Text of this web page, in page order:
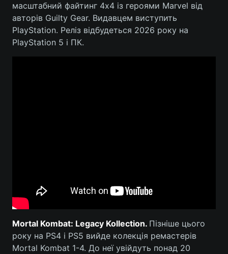
масштабний файтинг 4х4 із героями Marvel від
авторів Guilty Gear. Видавцем виступить
PlayStation. Реліз відбудеться 2026 року на
PlayStation 5 і ПК.
Mortal Kombat: Legacy Kollection. Пізніше цього
року на PS4 і PS5 вийде колекція ремастерів
Mortal Kombat 1-4. До неї увійдуть понад 20